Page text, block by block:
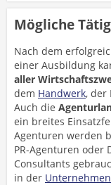
Mögliche
Nach dem
einer Ausbildung
aller
dem Handwerk, der
Auch die
ein breites
Agenturen werden
PR-Agenturen oder
Consultants
in der